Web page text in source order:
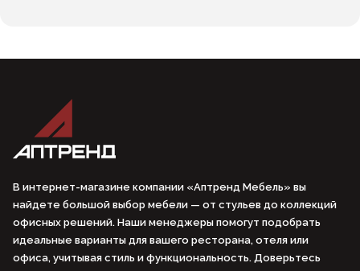
В интернет-магазине компании «Аптренд Мебель» вы
найдете большой выбор мебели — от стульев до коллекций
офисных решений. Наши менеджеры помогут подобрать
идеальные варианты для вашего ресторана, отеля или
офиса, учитывая стиль и функциональность. Доверьтесь